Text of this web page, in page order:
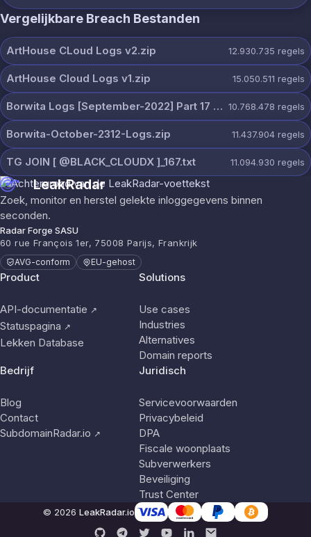
Vergelijkbare Breach Bestanden
ArtHouse CLoud Logs v2.zip 12.930.735 regels
ArtHouse Cloud Logs v1.zip 15.050.511 regels
Borwita Logs [September-2022] Part 17 [2307 Pcs].zip 10.768.478 regels
Borwita-October-2312-Logs.zip 11.437.904 regels
TG JOIN [ @BLACK_CLOUDX ]_167.txt 11.094.930 regels
LeakRadar
Zoek, monitor en herstel gelekte inloggegevens binnen
seconden.
Radar Forge SASU
60 rue François 1er, 75008 Parijs, Frankrijk
AVG-conform EU-gehost
Product
API-documentatie ↗
Statuspagina ↗
Lekken Database
Solutions
Use cases
Industries
Alternatives
Domain reports
Bedrijf
Blog
Contact
SubdomainRadar.io ↗
Juridisch
Servicevoorwaarden
Privacybeleid
DPA
Fiscale woonplaats
Subverwerkers
Beveiliging
Trust Center
© 2026 LeakRadar.io